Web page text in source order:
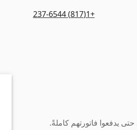
+1(817) 237-6544
يدفعوا فاتورتهم كاملةً.